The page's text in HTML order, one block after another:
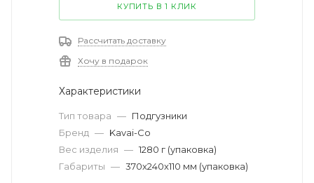
КУПИТЬ В 1 КЛИК
Рассчитать доставку
Хочу в подарок
Характеристики
Тип товара — Подгузники
Бренд — Kavai-Co
Вес изделия — 1280 г (упаковка)
Габариты — 370x240x110 мм (упаковка)